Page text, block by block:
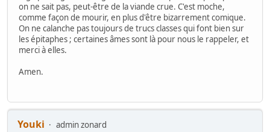
on ne sait pas, peut-être de la viande crue. C'est moche,
comme façon de mourir, en plus d'être bizarrement comique.
On ne calanche pas toujours de trucs classes qui font bien sur
les épitaphes ; certaines âmes sont là pour nous le rappeler, et
merci à elles.
Amen.
Youki
admin zonard